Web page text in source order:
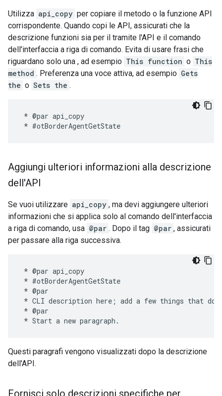
Utilizza api_copy per copiare il metodo o la funzione API
corrispondente. Quando copi le API, assicurati che la
descrizione funzioni sia per il tramite l'API e il comando
dell'interfaccia a riga di comando. Evita di usare frasi che
riguardano solo una , ad esempio This function o This
method . Preferenza una voce attiva, ad esempio Gets
the o Sets the .
* @par api_copy
Aggiungi ulteriori informazioni alla descrizione
dell'API
Se vuoi utilizzare api_copy , ma devi aggiungere ulteriori
informazioni che si applica solo al comando dell'interfaccia
a riga di comando, usa @par . Dopo il tag @par , assicurati
per passare alla riga successiva.
* @par api_copy
* #otBorderAgentGetState
* @par
* CLI description here; add a few things that do
* @par
Questi paragrafi vengono visualizzati dopo la descrizione
dell'API.
Fornisci solo descrizioni specifiche per